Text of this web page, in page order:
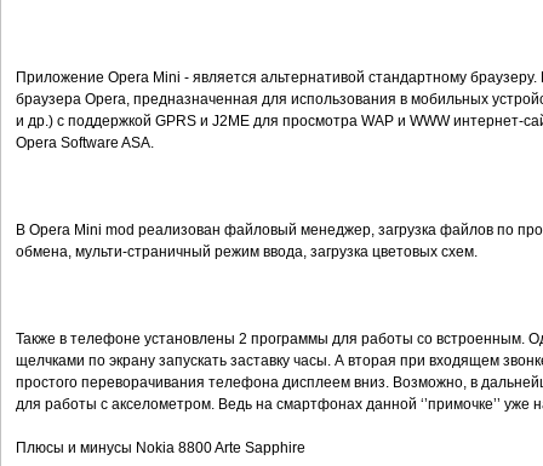
Приложение Opera Mini - является альтернативой стандартному
браузера Opera, предназначенная для использования в мобильных
и др.) с поддержкой GPRS и J2ME для просмотра WAP и WWW интернет-
Opera Software ASA.
В Opera Mini mod реализован файловый менеджер, загрузка файлов по
обмена, мульти-страничный режим ввода, загрузка цветовых схем.
Также в телефоне установлены 2 программы для работы со встроенным.
щелчками по экрану запускать заставку часы. А вторая при входящем
простого переворачивания телефона дисплеем вниз. Возможно, в
для работы с акселометром. Ведь на смартфонах данной ‘’примочке’’
Плюсы и минусы Nokia 8800 Arte Sapphire